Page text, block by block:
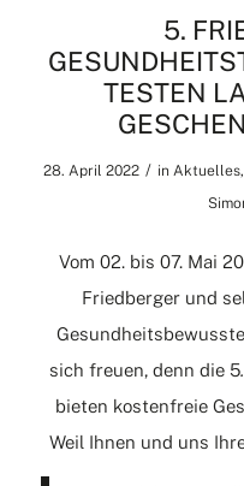
5.
TESTEN
28. April 2022 / inAktuelles
Vom 02. bis 07. Mai
Friedberger und
sich freuen, denn die 5
bieten kostenfreie
Weil Ihnen und uns